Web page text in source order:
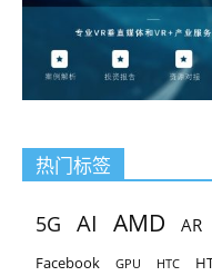
热门标签
5G AI AMD AR
Facebook GPU HTC